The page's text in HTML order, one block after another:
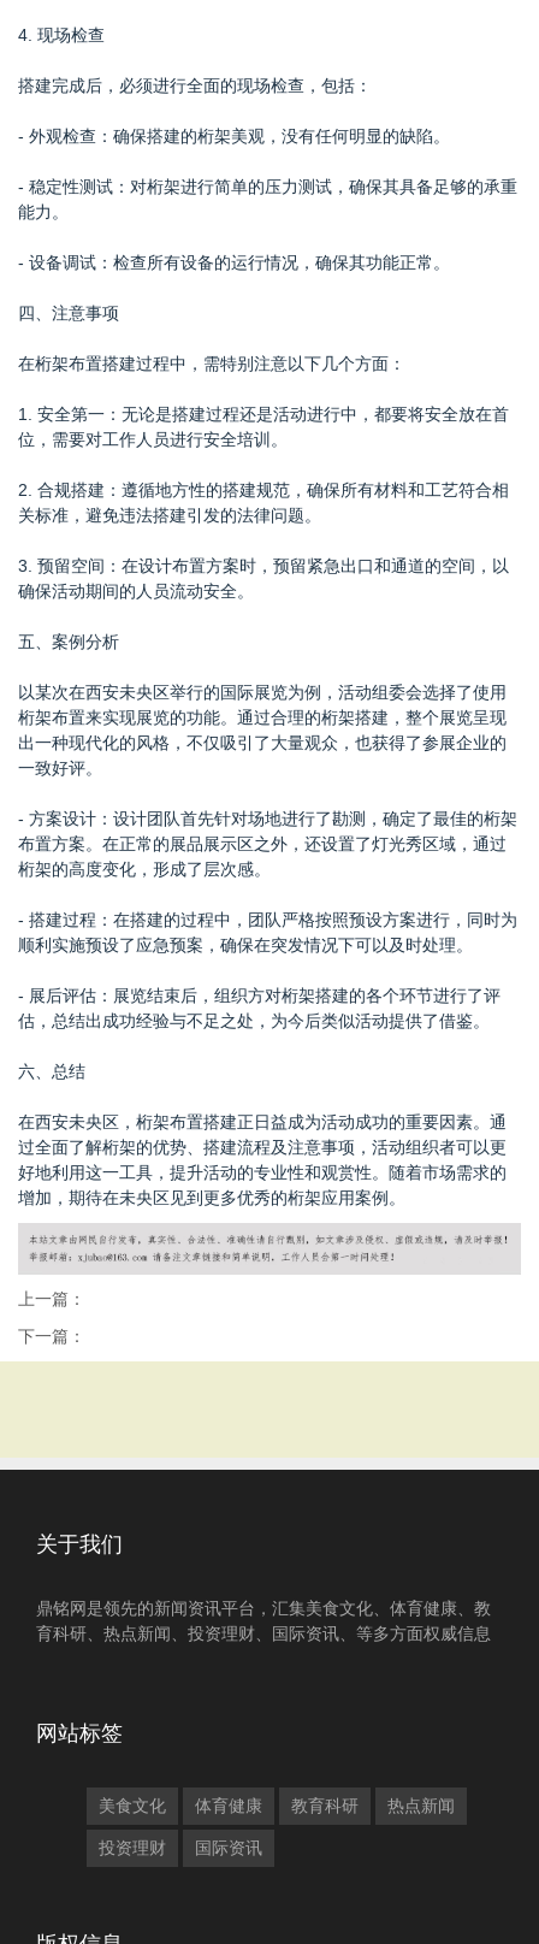
4. 现场检查
搭建完成后，必须进行全面的现场检查，包括：
- 外观检查：确保搭建的桁架美观，没有任何明显的缺陷。
- 稳定性测试：对桁架进行简单的压力测试，确保其具备足够的承重
能力。
- 设备调试：检查所有设备的运行情况，确保其功能正常。
四、注意事项
在桁架布置搭建过程中，需特别注意以下几个方面：
1. 安全第一：无论是搭建过程还是活动进行中，都要将安全放在首
位，需要对工作人员进行安全培训。
2. 合规搭建：遵循地方性的搭建规范，确保所有材料和工艺符合相
关标准，避免违法搭建引发的法律问题。
3. 预留空间：在设计布置方案时，预留紧急出口和通道的空间，以
确保活动期间的人员流动安全。
五、案例分析
以某次在西安未央区举行的国际展览为例，活动组委会选择了使用
桁架布置来实现展览的功能。通过合理的桁架搭建，整个展览呈现
出一种现代化的风格，不仅吸引了大量观众，也获得了参展企业的
一致好评。
- 方案设计：设计团队首先针对场地进行了勘测，确定了最佳的桁架
布置方案。在正常的展品展示区之外，还设置了灯光秀区域，通过
桁架的高度变化，形成了层次感。
- 搭建过程：在搭建的过程中，团队严格按照预设方案进行，同时为
顺利实施预设了应急预案，确保在突发情况下可以及时处理。
- 展后评估：展览结束后，组织方对桁架搭建的各个环节进行了评
估，总结出成功经验与不足之处，为今后类似活动提供了借鉴。
六、总结
在西安未央区，桁架布置搭建正日益成为活动成功的重要因素。通
过全面了解桁架的优势、搭建流程及注意事项，活动组织者可以更
好地利用这一工具，提升活动的专业性和观赏性。随着市场需求的
增加，期待在未央区见到更多优秀的桁架应用案例。
上一篇：
下一篇：
关于我们
鼎铭网是领先的新闻资讯平台，汇集美食文化、体育健康、教
育科研、热点新闻、投资理财、国际资讯、等多方面权威信息
网站标签
美食文化 体育健康 教育科研 热点新闻
投资理财 国际资讯